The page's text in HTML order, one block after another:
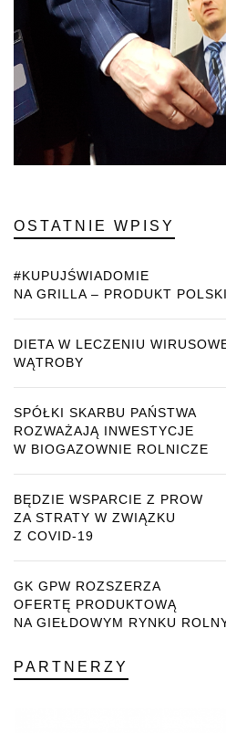
OSTATNIE WPISY
#KUPUJŚWIADOMIE
NA GRILLA – PRODUKT POLSKI
DIETA W LECZENIU
WĄTROBY
SPÓŁKI SKARBU PAŃSTWA
ROZWAŻAJĄ INWESTYCJE
W BIOGAZOWNIE ROLNICZE
BĘDZIE WSPARCIE Z PROW
ZA STRATY W ZWIĄZKU
Z COVID-19
GK GPW ROZSZERZA
OFERTĘ PRODUKTOWĄ
NA GIEŁDOWYM RYNKU
PARTNERZY